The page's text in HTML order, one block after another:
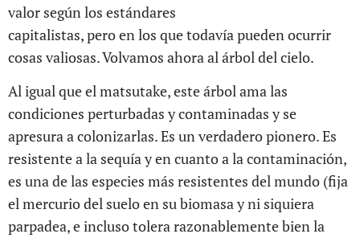
valor según los estándares
capitalistas, pero en los que todavía pueden ocurrir
cosas valiosas. Volvamos ahora al árbol del cielo.
Al igual que el matsutake, este árbol ama las
condiciones perturbadas y contaminadas y se
apresura a colonizarlas. Es un verdadero pionero. Es
resistente a la sequía y en cuanto a la contaminación,
es una de las especies más resistentes del mundo (fija
el mercurio del suelo en su biomasa y ni siquiera
parpadea, e incluso tolera razonablemente bien la